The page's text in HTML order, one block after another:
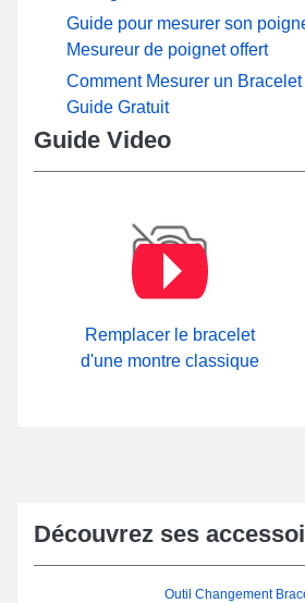
Guide pour mesurer son
Mesureur de poignet offert
Comment Mesurer un
Guide Gratuit
Guide Video
Remplacer le bracelet
d'une montre classique
Découvrez ses
Outil Changement